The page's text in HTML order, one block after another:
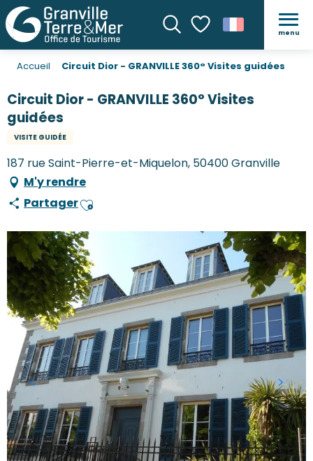
Recherche
Voir les favoris
menu
Accueil Circuit Dior - GRANVILLE 360° Visites guidées
Circuit Dior - GRANVILLE 360° Visites
guidées
VISITE GUIDÉE
187 rue Saint-Pierre-et-Miquelon, 50400 Granville
M'y rendre
PartagerAjouter aux favoris